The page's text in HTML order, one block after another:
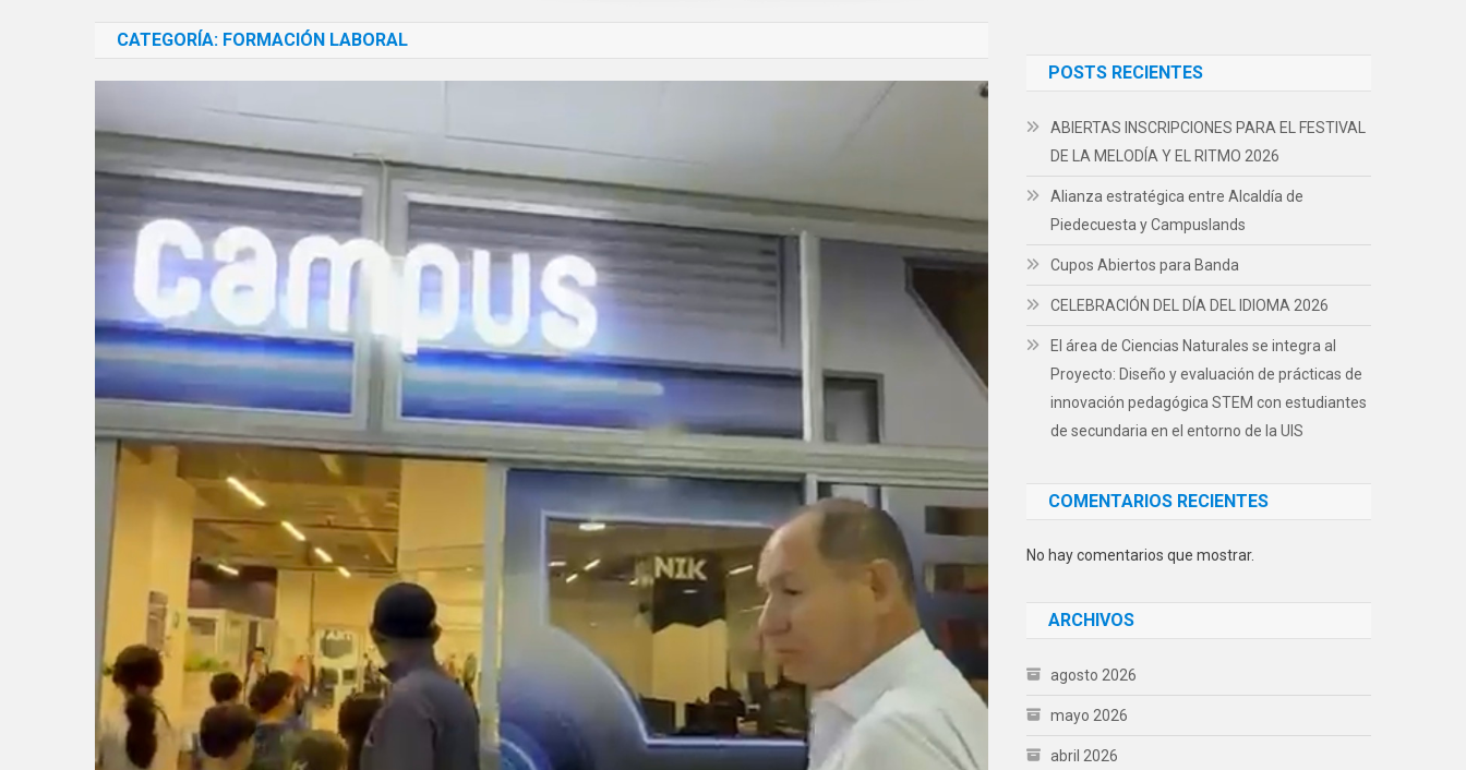
CATEGORÍA: FORMACIÓN LABORAL
POSTS RECIENTES
ABIERTAS INSCRIPCIONES PARA EL FESTIVAL
DE LA MELODÍA Y EL RITMO 2026
Alianza estratégica entre Alcaldía de
Piedecuesta y Campuslands
Cupos Abiertos para Banda
CELEBRACIÓN DEL DÍA DEL IDIOMA 2026
El área de Ciencias Naturales se integra al
Proyecto: Diseño y evaluación de prácticas de
innovación pedagógica STEM con estudiantes
de secundaria en el entorno de la UIS
COMENTARIOS RECIENTES
No hay comentarios que mostrar.
ARCHIVOS
agosto 2026
mayo 2026
abril 2026